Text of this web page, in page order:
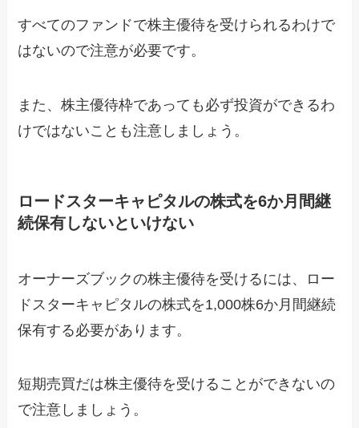
すべてのファンドで株主優待を受けられるわけで
はないので注意が必要です。
また、株主優待枠であっても必ず投資ができるわ
けではないことも注意しましょう。
ロードスターキャピタルの株式を6か月間継
続保有しないといけない
オーナーズブックの株主優待を受けるには、ロー
ドスターキャピタルの株式を1,000株6か月間継続
保有する必要があります。
短期売買だは株主優待を受けることができないの
で注意しましょう。